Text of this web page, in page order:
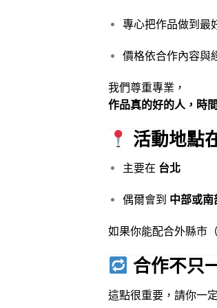
專心把作品做到最
價格依合作內容與
我們尊重專業，
作品真的好的人，時
活動地點
主要在 台北
偶爾會到 中部或南
如果你能配合外縣市
合作不只
這點很重要，請你一